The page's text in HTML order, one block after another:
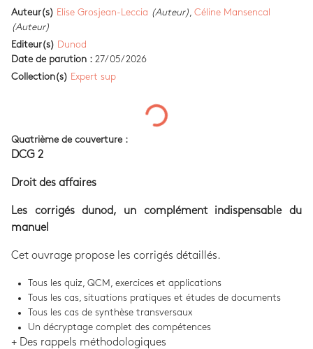
Auteur(s) Elise Grosjean-Leccia (Auteur)
Céline Mansencal
(Auteur)
Editeur(s)
Dunod
Date de parution : 27/05/2026
Collection(s) Expert sup
Quatrième de couverture :
DCG 2
Droit des affaires
Les corrigés dunod, un complément indispensable du
manuel
Cet ouvrage propose les corrigés détaillés.
Tous les quiz, QCM, exercices et applications
Tous les cas, situations pratiques et études de documents
Tous les cas de synthèse transversaux
Un décryptage complet des compétences
+ Des rappels méthodologiques